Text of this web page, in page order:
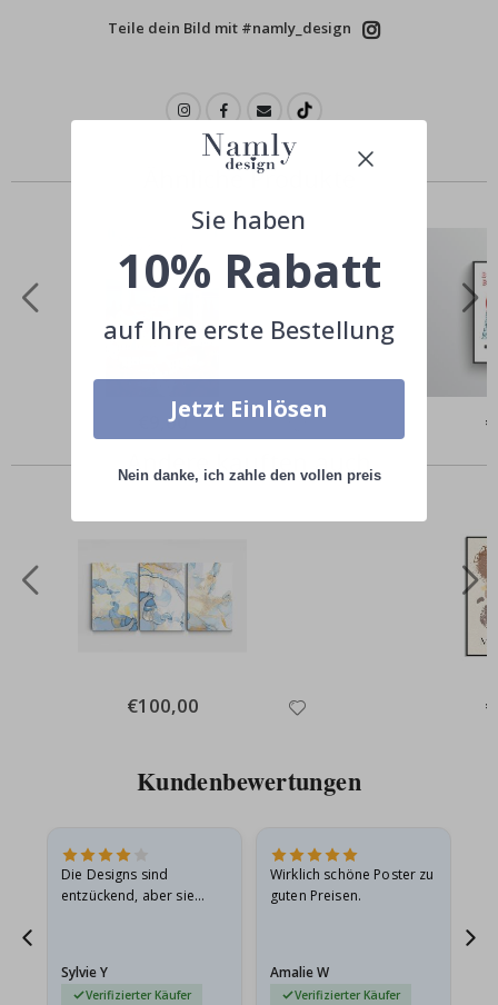
Teile dein Bild mit #namly_design
Ähnliche Produkte
Special
€9,00
Andere kauften auch
Special
Price
€100,00
Kundenbewertungen
Die Designs sind
entzückend, aber sie
sie…
Sylvie Y
Verifizierter Käufer
Wirklich schöne Poster zu
guten Preisen.
Amalie W
Verifizierter Käufer
Sie haben
10% Rabatt
auf Ihre erste Bestellung
Jetzt Einlösen
Nein danke, ich zahle den vollen preis